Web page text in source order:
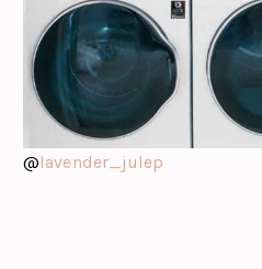
@lavender_julep